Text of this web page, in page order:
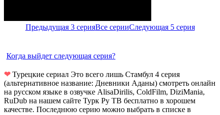
Предыдущая 3 серияВсе серииСледующая 5 серия
Когда выйдет следующая серия?
❤Турецкие сериал Это всего лишь Стамбул 4 серия
(альтернативное название: Дневники Аданы) смотреть онлайн
на русском языке в озвучке AlisaDirilis, ColdFilm, DiziMania,
RuDub на нашем сайте Турк Ру ТВ бесплатно в хорошем
качестве. Последнюю серию можно выбрать в списке в